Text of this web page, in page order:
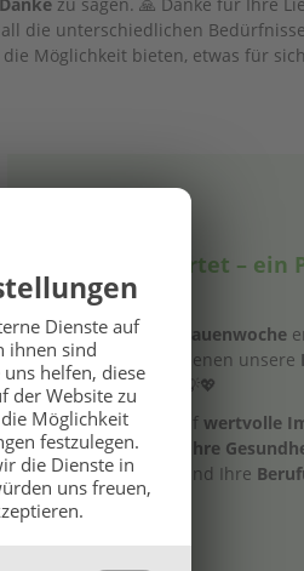
Dienste auf
ihnen sind
helfen, diese
der Website zu
Möglichkeit
festzulegen.
die Dienste in
uns freuen,
🌞
27.07. bis 16.08.2026.
die unterschiedlichen
Möglichkeit bieten, etwas für
Was Sie erwartet –
Energie ✨
Im Rahmen der Frauenwoche
Vorträge
🎤✨, in denen unsere
mit Ihnen teilen. 💡💖
Freuen Sie sich aufwertvolle
die Ihnen helfen,
Ihre
kennenzulernen und Ihre